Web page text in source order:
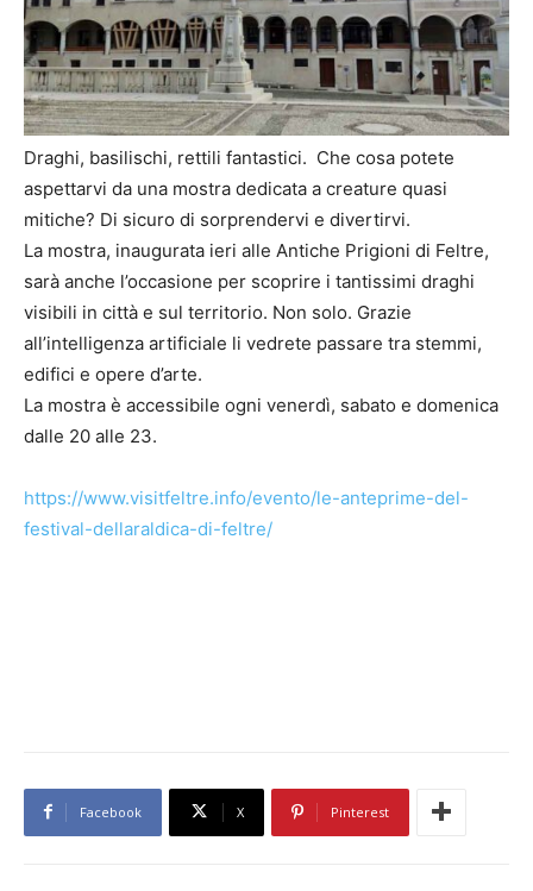
Draghi, basilischi, rettili fantastici. Che cosa potete
aspettarvi da una mostra dedicata a creature quasi
mitiche? Di sicuro di sorprendervi e divertirvi.
La mostra, inaugurata ieri alle Antiche Prigioni di Feltre,
sarà anche l’occasione per scoprire i tantissimi draghi
visibili in città e sul territorio. Non solo. Grazie
all’intelligenza artificiale li vedrete passare tra stemmi,
edifici e opere d’arte.
La mostra è accessibile ogni venerdì, sabato e domenica
dalle 20 alle 23.
https://www.visitfeltre.info/evento/le-anteprime-del-
festival-dellaraldica-di-feltre/
Facebook X Pinterest